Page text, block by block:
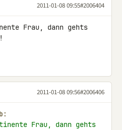
2011-01-08 09:55#2006404
Frau, dann gehts
2011-01-08 09:56#2006406
Frau, dann gehts